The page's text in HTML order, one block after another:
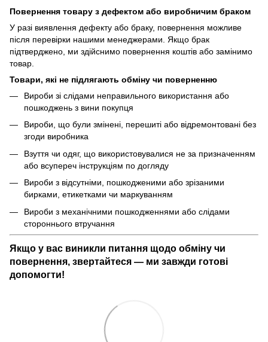
Повернення товару з дефектом або виробничим браком
У разі виявлення дефекту або браку, повернення можливе
після перевірки нашими менеджерами. Якщо брак
підтверджено, ми здійснимо повернення коштів або замінимо
товар.
Товари, які не підлягають обміну чи поверненню
Вироби зі слідами неправильного використання або
пошкоджень з вини покупця
Вироби, що були змінені, перешиті або відремонтовані без
згоди виробника
Взуття чи одяг, що використовувалися не за призначенням
або всупереч інструкціям по догляду
Вироби з відсутніми, пошкодженими або зрізаними
бирками, етикетками чи маркуванням
Вироби з механічними пошкодженнями або слідами
стороннього втручання
Якщо у вас виникли питання щодо обміну чи
повернення, звертайтеся — ми завжди готові
допомогти!